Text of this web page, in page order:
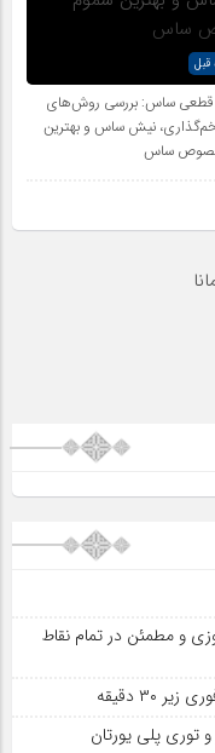
قطعی ساس: بررسی روش‌های
نیش ساس و بهترین
ساس
و مطمئن در تمام نقاط
دقیقه
توری پلی یورتان